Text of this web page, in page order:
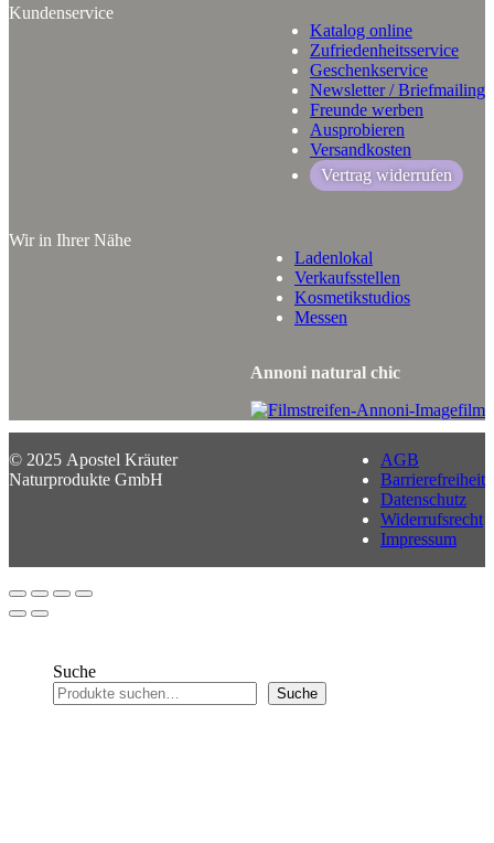
Kundenservice
Katalog online
Zufriedenheitsservice
Geschenkservice
Newsletter / Briefmailing
Freunde werben
Ausprobieren
Versandkosten
Vertrag widerrufen
Wir in Ihrer Nähe
Ladenlokal
Verkaufsstellen
Kosmetikstudios
Messen
Annoni natural chic
© 2025 Apostel Kräuter
Naturprodukte GmbH
AGB
Barrierefreiheit
Datenschutz
Widerrufsrecht
Impressum
Suche
Suche